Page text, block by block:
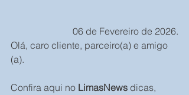
06 de Fevereiro de 2026.
Olá, caro cliente, parceiro(a) e amigo
(a).
Confira aqui no LimasNews dicas,